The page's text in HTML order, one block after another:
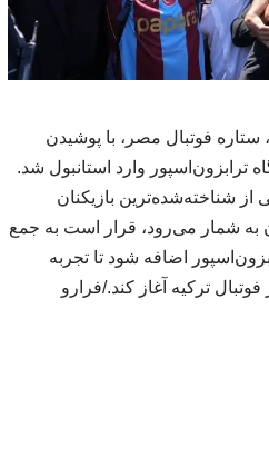
فوتبال مصر، با پوشیدن
ترابزون‌اسپور وارد استانبول شد.
از شناخته‌شده‌ترین بازیکنان
به شمار می‌رود، قرار است به جمع
اضافه شود تا تجربه
ترکیه آغاز کند./فرارو